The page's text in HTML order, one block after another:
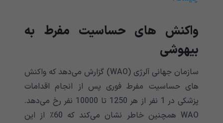
واکنش های حساسیت مفرط به
بیهوشی
سازمان جهانی آلرژی (WAO) گزارش می‌‌‌‌‌‌‌‌‌‌‌‌‌‌‌‌‌‌‌‌‌‌‌‌‌‌‌‌‌‌‌‌‌‌‌‌‌‌‌‌‌‌‌دهد که واکنش
های حساسیت مفرط فوری پس از انجام اقدامات
پزشکی در 1 نفر از هر 1250 تا 10000 نفر رخ می‌‌‌‌‌‌‌‌‌‌‌‌‌‌‌‌‌‌‌‌‌‌‌‌‌‌‌‌‌‌‌‌‌‌‌‌‌‌‌‌‌‌‌دهد.
WAO همچنین خاطر نشان می‌‌‌‌‌‌‌‌‌‌‌‌‌‌‌‌‌‌‌‌‌‌‌‌‌‌‌‌‌‌‌‌‌‌‌‌‌‌‌‌‌‌‌کند که 60٪ از این